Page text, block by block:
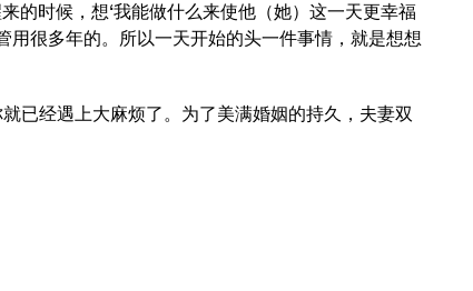
的时候，想‘我能做什么来使他（她）这一天更幸福
很多年的。所以一天开始的头一件事情，就是想想
已经遇上大麻烦了。为了美满婚姻的持久，夫妻双